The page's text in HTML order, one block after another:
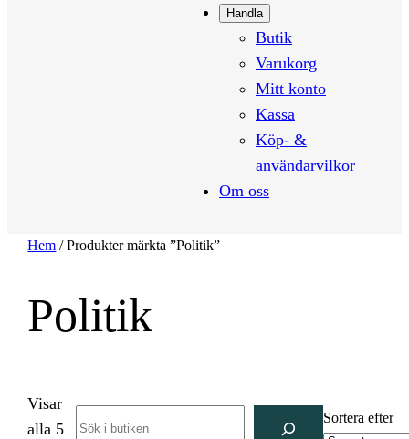
Handla
Butik
Varukorg
Mitt konto
Kassa
Köp- &
användarvilkor
Om oss
Hem / Produkter märkta ”Politik”
Politik
Visar
alla 5
Sortera efter